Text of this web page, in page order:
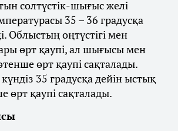
солтүстік-шығыс желі
35 – 36 градусқа
Облыстың оңтүстігі мен
өрт қаупі, ал шығысы мен
өрт қаупі сақталады.
35 градусқа дейін ыстық
өрт қаупі сақталады.